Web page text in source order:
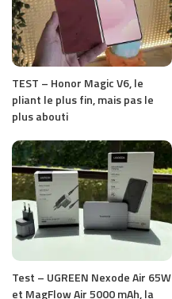
TEST – Honor Magic V6, le
pliant le plus fin, mais pas le
plus abouti
Test – UGREEN Nexode Air 65W
et MagFlow Air 5000 mAh, la